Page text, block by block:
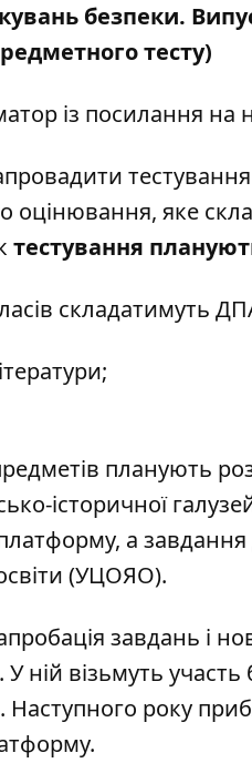
безпеки.
тесту)
із посилання на
яке
тестування
складатимуть
планують
історичної
а
(УЦОЯО).
завдань і
ній візьмуть
року